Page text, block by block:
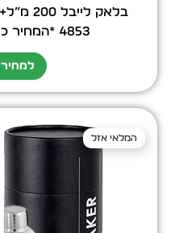
4853 *המחיר כולל גם את הוויסקי
המלאי אזל